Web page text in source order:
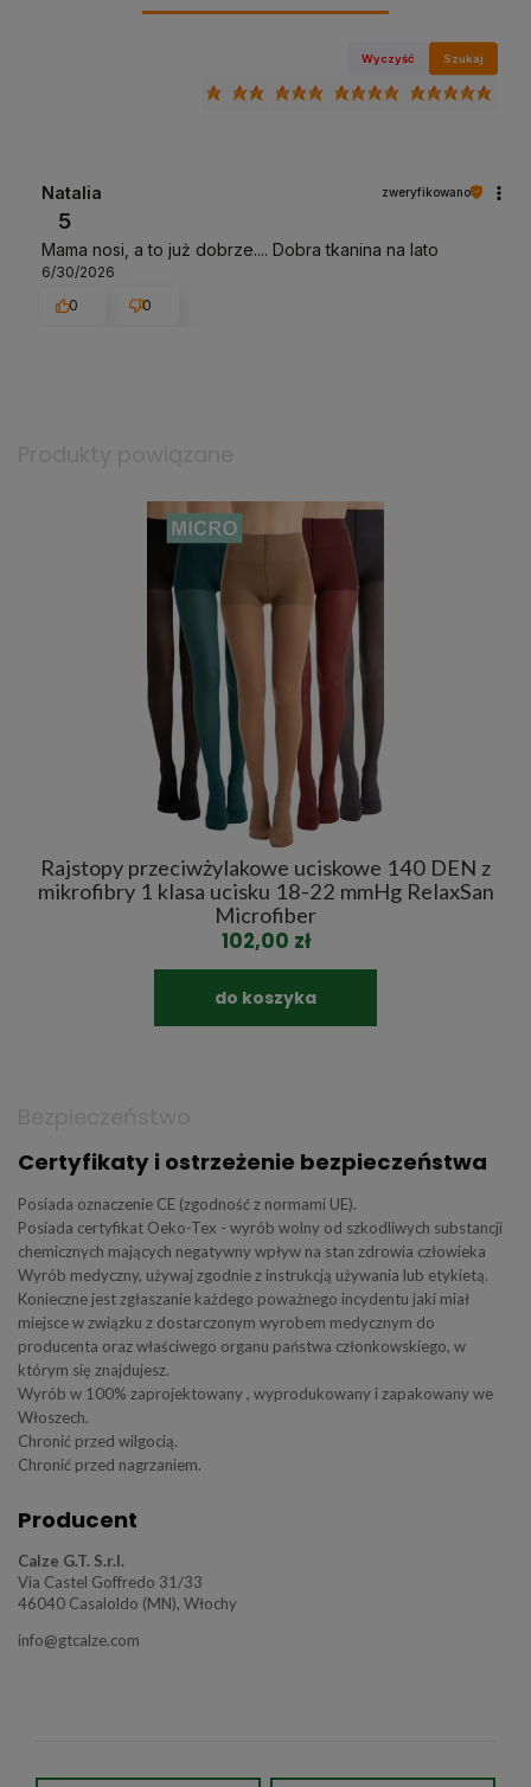
Wyczyść Szukaj
Natalia zweryfikowano
5
Mama nosi, a to już dobrze.... Dobra tkanina na lato
6/30/2026
0
0
Rajstopy przeciwżylakowe uciskowe 140 DEN z
mikrofibry 1 klasa ucisku 18-22 mmHg RelaxSan
Microfiber
102,00 zł
do koszyka
Certyfikaty i ostrzeżenie bezpieczeństwa
Posiada oznaczenie CE (zgodność z normami UE).
Posiada certyfikat Oeko-Tex - wyrób wolny od szkodliwych substancji
chemicznych mających negatywny wpływ na stan zdrowia człowieka
Wyrób medyczny, używaj zgodnie z instrukcją używania lub etykietą.
Konieczne jest zgłaszanie każdego poważnego incydentu jaki miał
miejsce w związku z dostarczonym wyrobem medycznym do
producenta oraz właściwego organu państwa członkowskiego, w
którym się znajdujesz.
Wyrób w 100% zaprojektowany , wyprodukowany i zapakowany we
Włoszech.
Chronić przed wilgocią.
Chronić przed nagrzaniem.
Producent
Calze G.T. S.r.l.
Via Castel Goffredo 31/33
46040 Casaloldo (MN), Włochy
info@gtcalze.com